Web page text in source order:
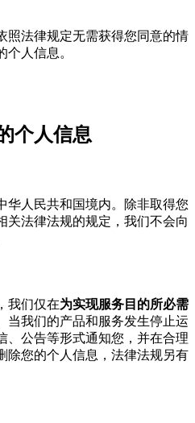
照法律规定无需获得您同意的情
人信息。
个人信息
华人民共和国境内。除非取得您
关法律法规的规定，我们不会向
我们仅在为实现服务目的所必需
当我们的产品和服务发生停止运
、公告等形式通知您，并在合理
除您的个人信息，法律法规另有